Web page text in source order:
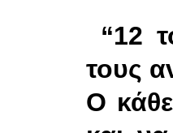
“12
τους
Ο